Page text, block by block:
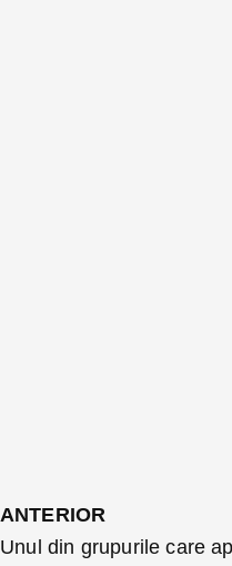
ANTERIOR